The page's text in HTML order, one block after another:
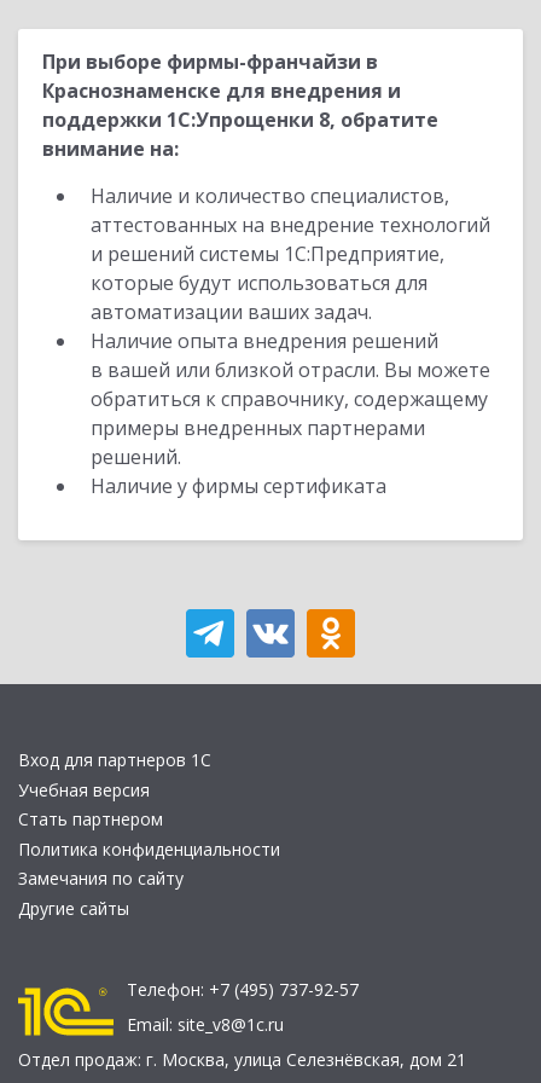
При выборе фирмы-франчайзи в
Краснознаменске для внедрения и
поддержки 1С:Упрощенки 8, обратите
внимание на:
Наличие и количество специалистов,
аттестованных на внедрение технологий
и решений системы 1С:Предприятие,
которые будут использоваться для
автоматизации ваших задач.
Наличие опыта внедрения решений
в вашей или близкой отрасли. Вы можете
обратиться к справочнику, содержащему
примеры внедренных партнерами
решений.
Наличие у фирмы сертификата
Вход для партнеров 1С
Учебная версия
Стать партнером
Политика конфиденциальности
Замечания по сайту
Другие сайты
Телефон: +7 (495) 737-92-57
Email: site_v8@1c.ru
Отдел продаж: г. Москва, улица Селезнёвская, дом 21